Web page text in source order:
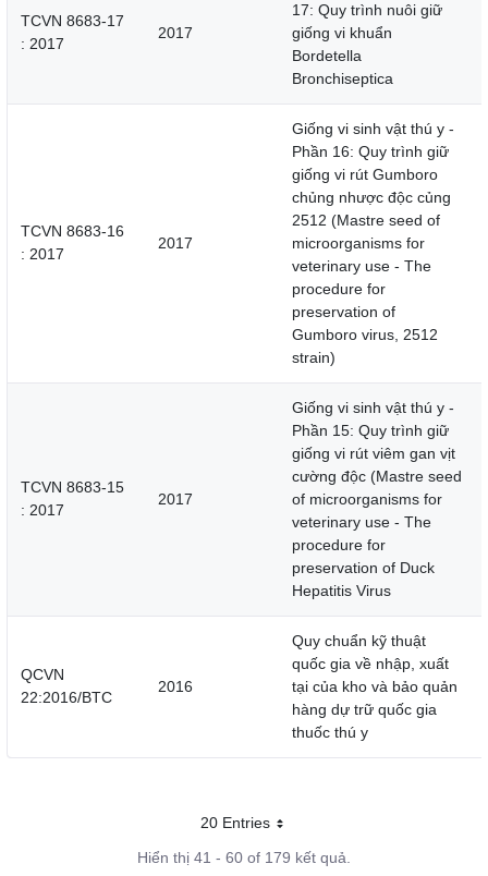
TCVN 8683-17
: 2017
2017
17: Quy trình nuôi giữ
giống vi khuẩn
Bordetella
Bronchiseptica
TCVN 8683-16
: 2017
2017
Giống vi sinh vật thú y -
Phần 16: Quy trình giữ
giống vi rút Gumboro
chủng nhược độc củng
2512 (Mastre seed of
microorganisms for
veterinary use - The
procedure for
preservation of
Gumboro virus, 2512
strain)
TCVN 8683-15
: 2017
2017
Giống vi sinh vật thú y -
Phần 15: Quy trình giữ
giống vi rút viêm gan vịt
cường độc (Mastre seed
of microorganisms for
veterinary use - The
procedure for
preservation of Duck
Hepatitis Virus
QCVN
22:2016/BTC
2016
Quy chuẩn kỹ thuật
quốc gia về nhập, xuất
tại của kho và bảo quản
hàng dự trữ quốc gia
thuốc thú y
20 EntriesMỗi trang
Hiển thị 41 - 60 of 179 kết quả.